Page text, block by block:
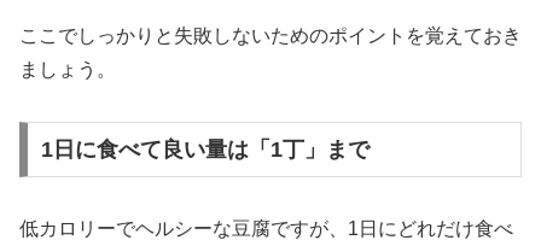
ここでしっかりと失敗しないためのポイントを覚えておき
ましょう。
1日に食べて良い量は「1丁」まで
低カロリーでヘルシーな豆腐ですが、1日にどれだけ食べ